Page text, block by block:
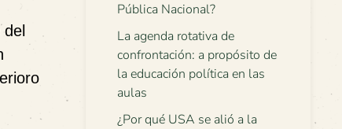
Pública Nacional?
La agenda rotativa de
confrontación: a propósito de
la educación política en las
aulas
¿Por qué USA se alió a la